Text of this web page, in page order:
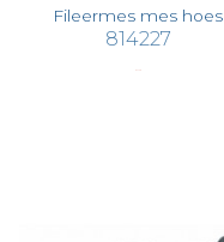
Fileermes mes hoes
814227